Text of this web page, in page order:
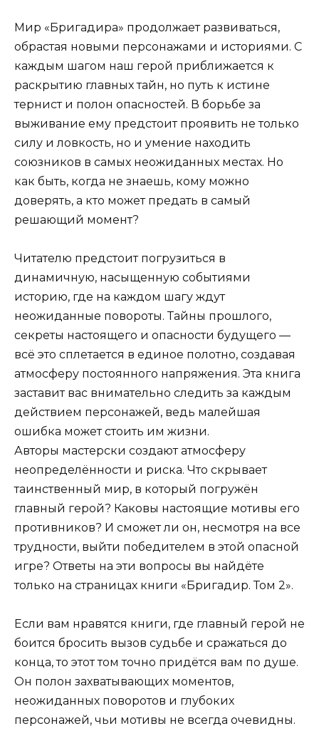
Мир «Бригадира» продолжает развиваться,
обрастая новыми персонажами и историями. С
каждым шагом наш герой приближается к
раскрытию главных тайн, но путь к истине
тернист и полон опасностей. В борьбе за
выживание ему предстоит проявить не только
силу и ловкость, но и умение находить
союзников в самых неожиданных местах. Но
как быть, когда не знаешь, кому можно
доверять, а кто может предать в самый
решающий момент?
Читателю предстоит погрузиться в
динамичную, насыщенную событиями
историю, где на каждом шагу ждут
неожиданные повороты. Тайны прошлого,
секреты настоящего и опасности будущего —
всё это сплетается в единое полотно, создавая
атмосферу постоянного напряжения. Эта книга
заставит вас внимательно следить за каждым
действием персонажей, ведь малейшая
ошибка может стоить им жизни.
Авторы мастерски создают атмосферу
неопределённости и риска. Что скрывает
таинственный мир, в который погружён
главный герой? Каковы настоящие мотивы его
противников? И сможет ли он, несмотря на все
трудности, выйти победителем в этой опасной
игре? Ответы на эти вопросы вы найдёте
только на страницах книги «Бригадир. Том 2».
Если вам нравятся книги, где главный герой не
боится бросить вызов судьбе и сражаться до
конца, то этот том точно придётся вам по душе.
Он полон захватывающих моментов,
неожиданных поворотов и глубоких
персонажей, чьи мотивы не всегда очевидны.